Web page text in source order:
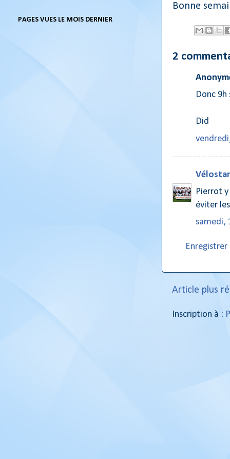
Bonne
2
Donc
Did
Pierrot
éviter
samedi,
Article plus
Inscription à :
PAGES VUES LE MOIS DERNIER